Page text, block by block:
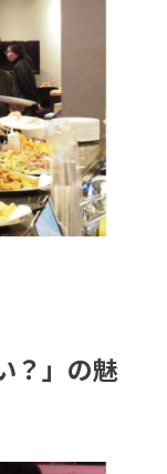
？」の魅